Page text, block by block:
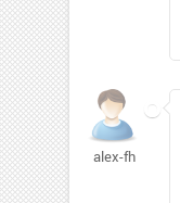
alex-fh